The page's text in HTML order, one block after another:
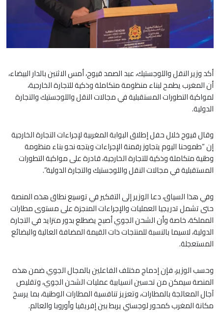
أكد وزير النقل واللوجستيك، عبد الصمد قيوح، أمس الاثنين بالدار البيضاء،
أن المغرب يطمح لبناء منظومة متكاملة وذكية للتجارة الخارجية،
لمواكبة التطورات المستقبلية في مجالات النقل واللوجستيك والتجارة
الدولية.
وقال قيوح خلال حفل إطلاق البوابة المغربية لإجراءات التجارة الخارجية
إن “طموحنا اليوم يتجاوز رقمنة الإجراءات ويتجه نحو بناء منظومة
وطنية متكاملة وذكية للتجارة الخارجية، قادرة على مواكبة التطورات
المستقبلية في مجالات النقل واللوجستيك والتجارة الدولية”.
وفي هذا السياق، دعا الوزير إلى التفكير في توسيع نطاق هذه المنصة
حتى تشمل تدريجيا العمليات والإجراءات المنجزة على مستوى مطارات
المملكة، خاصة وأن الشحن الجوي أصبح يضطلع بدور متزايد في التجارة
الدولية، لاسيما بالنسبة للمنتجات ذات القيمة المضافة العالية والبضائع
المستعجلة.
وحسب الوزير، فإن إدماج مختلف الفاعلين بالمجال الجوي ضمن هذه
المنصة سيمكن من تحسين انسيابية عمليات الشحن الجوي، وتقليص
آجال المعالجة بالمطارات، وتعزيز تنافسية المطارات الوطنية، بما يرسخ
مكانة المغرب كمحور لوجستي يربط بين إفريقيا وأوروبا والعالم.